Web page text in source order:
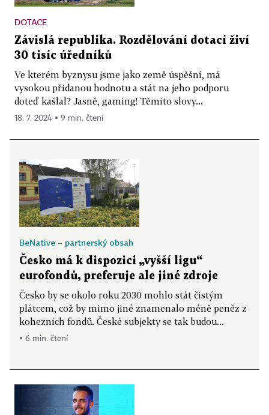
DOTACE
Závislá republika. Rozdělování dotací živí
30 tisíc úředníků
Ve kterém byznysu jsme jako země úspěšní, má
vysokou přidanou hodnotu a stát na jeho podporu
doteď kašlal? Jasně, gaming! Těmito slovy...
18. 7. 2024 ▪ 9 min. čtení
BeNative – partnerský obsah
Česko má k dispozici „vyšší ligu“
eurofondů, preferuje ale jiné zdroje
Česko by se okolo roku 2030 mohlo stát čistým
plátcem, což by mimo jiné znamenalo méně peněz z
kohezních fondů. České subjekty se tak budou...
▪ 6 min. čtení